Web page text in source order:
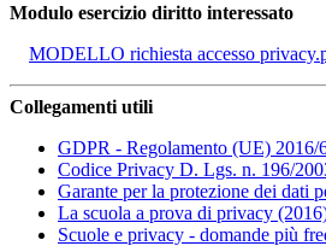
Modulo esercizio diritto interessato
MODELLO richiesta accesso
Collegamenti utili
GDPR - Regolamento (UE) 2016/
Codice Privacy D. Lgs. n. 196/
Garante per la protezione dei dati
La scuola a prova di privacy
Scuole e privacy - domande più